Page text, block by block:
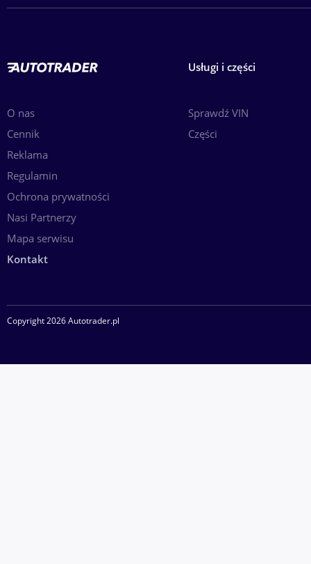
O nas
Cennik
Reklama
Regulamin
Ochrona prywatności
Nasi Partnerzy
Mapa serwisu
Kontakt
Usługi i części
Sprawdź VIN
Części
Copyright 2026 Autotrader.pl